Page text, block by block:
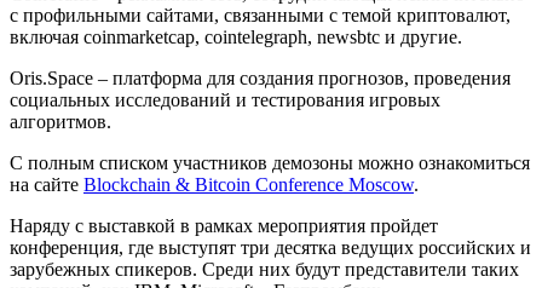
с профильными сайтами, связанными с темой криптовалют,
включая coinmarketcap, cointelegraph, newsbtc и другие.
Oris.Space – платформа для создания прогнозов, проведения
социальных исследований и тестирования игровых
алгоритмов.
С полным списком участников демозоны можно ознакомиться
на сайте Blockchain & Bitcoin Conference Moscow.
Наряду с выставкой в рамках мероприятия пройдет
конференция, где выступят три десятка ведущих российских и
зарубежных спикеров. Среди них будут представители таких